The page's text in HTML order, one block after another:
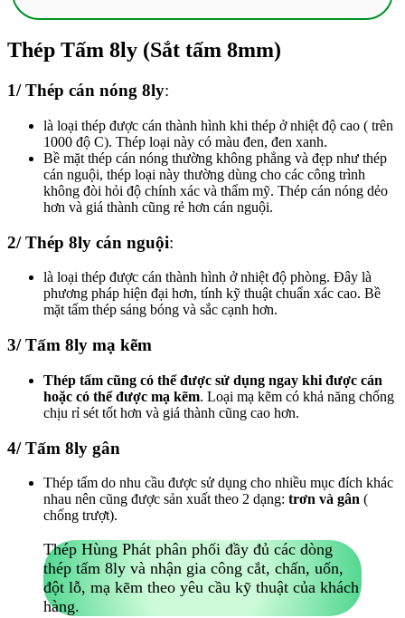
Thép Tấm 8ly (Sắt tấm 8mm)
1/ Thép cán nóng 8ly:
là loại thép được cán thành hình khi thép ở nhiệt độ cao ( trên
1000 độ C). Thép loại này có màu đen, đen xanh.
Bề mặt thép cán nóng thường không phẳng và đẹp như thép
cán nguội, thép loại này thường dùng cho các công trình
không đòi hỏi độ chính xác và thẩm mỹ. Thép cán nóng dẻo
hơn và giá thành cũng rẻ hơn cán nguội.
2/ Thép 8ly cán nguội:
là loại thép được cán thành hình ở nhiệt độ phòng. Đây là
phương pháp hiện đại hơn, tính kỹ thuật chuẩn xác cao. Bề
mặt tấm thép sáng bóng và sắc cạnh hơn.
3/ Tấm 8ly mạ kẽm
Thép tấm cũng có thể được sử dụng ngay khi được cán
hoặc có thể được mạ kẽm. Loại mạ kẽm có khả năng chống
chịu rỉ sét tốt hơn và giá thành cũng cao hơn.
4/ Tấm 8ly gân
Thép tấm do nhu cầu được sử dụng cho nhiều mục đích khác
nhau nên cũng được sản xuất theo 2 dạng: trơn và gân (
chống trượt).
Thép Hùng Phát phân phối đầy đủ các dòng
thép tấm 8ly và nhận gia công cắt, chấn, uốn,
đột lỗ, mạ kẽm theo yêu cầu kỹ thuật của khách
hàng.